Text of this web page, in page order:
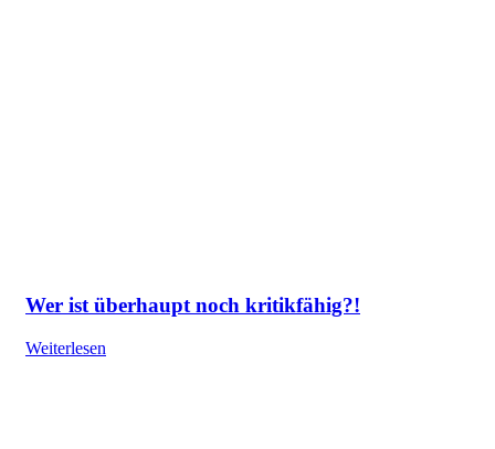
Wer ist überhaupt noch kritikfähig?!
Weiterlesen